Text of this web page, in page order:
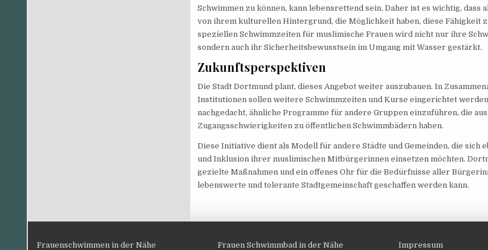
Schwimmen zu können, kann lebensrettend sein. Daher ist es wichtig, dass
von ihrem kulturellen Hintergrund, die Möglichkeit haben, diese Fähigkeit
speziellen Schwimmzeiten für muslimische Frauen wird nicht nur ihre
sondern auch ihr Sicherheitsbewusstsein im Umgang mit Wasser gestärkt.
Zukunftsperspektiven
Die Stadt Dortmund plant, dieses Angebot weiter auszubauen. In
Institutionen sollen weitere Schwimmzeiten und Kurse eingerichtet
nachgedacht, ähnliche Programme für andere Gruppen einzuführen, die
Zugangsschwierigkeiten zu öffentlichen Schwimmbädern haben.
Diese Initiative dient als Modell für andere Städte und Gemeinden, die sich
und Inklusion ihrer muslimischen Mitbürgerinnen einsetzen möchten.
gezielte Maßnahmen und ein offenes Ohr für die Bedürfnisse aller
lebenswerte und tolerante Stadtgemeinschaft geschaffen werden kann.
Frauenschwimmen in der Nähe Frauen Schwimmbad in der Nähe Impressum